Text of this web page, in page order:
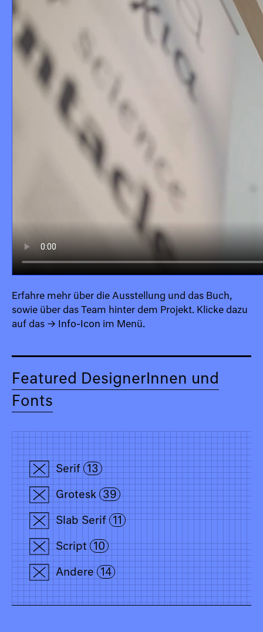
Erfahre mehr über die Ausstellung und das Buch,
sowie über das Team hinter dem Projekt. Klicke dazu
auf das → Info-Icon im Menü.
Featured DesignerInnen und
Fonts
Serif 13
Grotesk 39
Slab Serif 11
Script 10
Andere 14